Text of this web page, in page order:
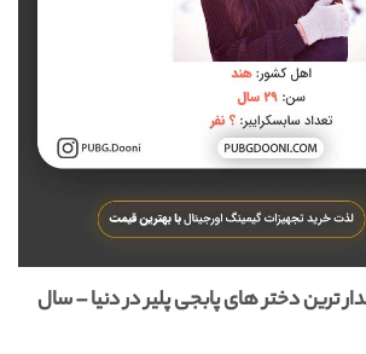
ترین دختر های پابجی پلیر در دنیا – سال